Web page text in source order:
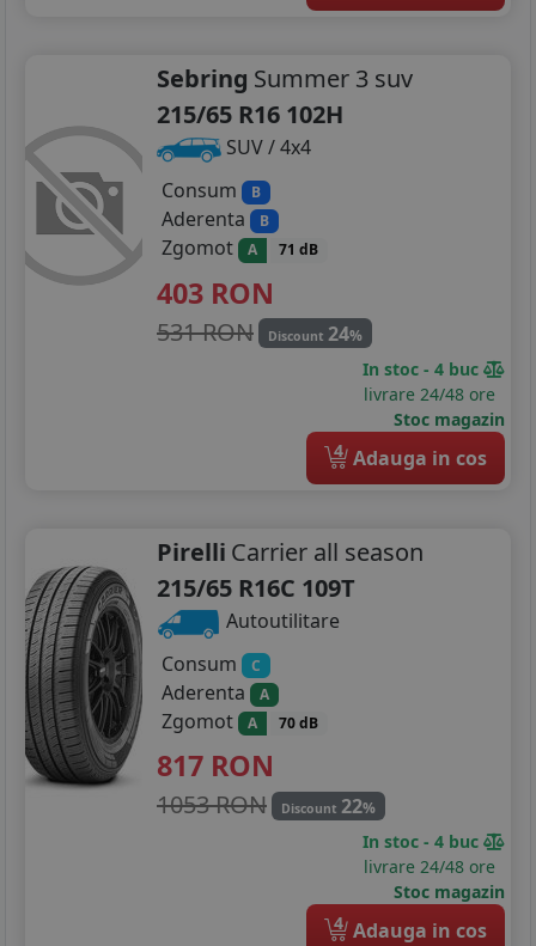
Sebring Summer 3 suv
215/65 R16 102H
SUV / 4x4
Consum
B
Aderenta B
Zgomot A 71 dB
403 RON
531 RON Discount 24%
In stoc - 4 buc
livrare 24/48 ore
Stoc magazin
4 Adauga in cos
Pirelli Carrier all season
215/65 R16C 109T
Autoutilitare
Consum
C
Aderenta A
Zgomot A 70 dB
817 RON
1053 RON Discount 22%
In stoc - 4 buc
livrare 24/48 ore
Stoc magazin
4 Adauga in cos